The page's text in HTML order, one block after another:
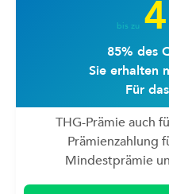
bis zu
85% des
Sie erhalten
Für
THG-Prämie auch
Prämienzahlung
Mindestprämie